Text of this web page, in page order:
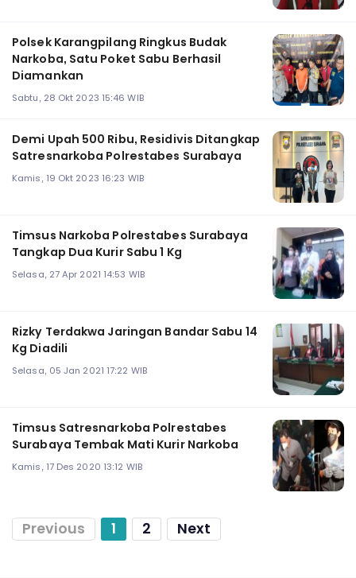
Polsek Karangpilang Ringkus Budak
Narkoba, Satu Poket Sabu Berhasil
Diamankan
Sabtu, 28 Okt 2023 15:46 WIB
Demi Upah 500 Ribu, Residivis Ditangkap
Satresnarkoba Polrestabes Surabaya
Kamis, 19 Okt 2023 16:23 WIB
Timsus Narkoba Polrestabes Surabaya
Tangkap Dua Kurir Sabu 1 Kg
Selasa, 27 Apr 2021 14:53 WIB
Rizky Terdakwa Jaringan Bandar Sabu 14
Kg Diadili
Selasa, 05 Jan 2021 17:22 WIB
Timsus Satresnarkoba Polrestabes
Surabaya Tembak Mati Kurir Narkoba
Kamis, 17 Des 2020 13:12 WIB
Previous 1 2 Next